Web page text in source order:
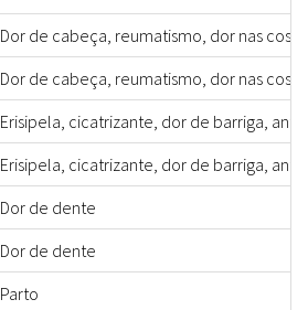
Dor de cabeça, reumatismo, dor nas
Dor de cabeça, reumatismo, dor nas
Erisipela, cicatrizante, dor de barriga,
Erisipela, cicatrizante, dor de barriga,
Dor de dente
Dor de dente
Parto